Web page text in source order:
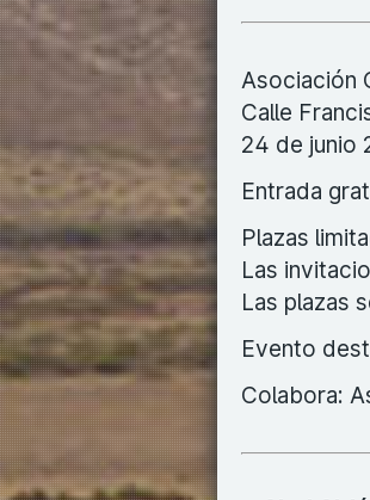
Asociación
Calle
24 de junio
Entrada
Plazas
Las
Las plazas
Evento
Colabora: